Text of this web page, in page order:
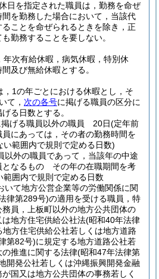
日を指定された職員は，勤務を命ぜ
を勤務した場合において，当該代
ことを命ぜられるときを除き，正
勤務することを要しない。
年次有給休暇，病気休暇，特別休
及び無給休暇とする。
，1の年ごとにおける休暇とし，そ
て， 次の各号に掲げる職員の区分に
げる日数とする。
掲げる職員以外の職員 20日(定年前
にあっては，その者の勤務時間を
い範囲内で規則で定める日数)
以外の職員であって，当該年の中途
となるもの その年の在職期間を考
範囲内で規則で定める日数
いて地方公営企業等の労働関係に関
律第289号)の適用を受ける職員，特
員，上板町以外の地方公共団体の
地方住宅供給公社法(昭和40年法律
地方住宅供給公社若しくは地方道路
第82号)に規定する地方道路公社若
の推進に関する法律(昭和47年法律第
開発公社若しくは沖縄振興開発金融
国又は地方公共団体の事務若しく